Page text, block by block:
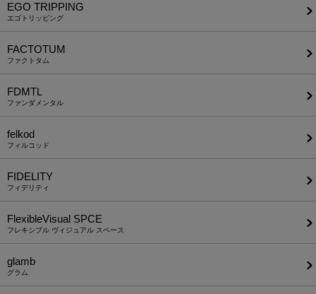
EGO TRIPPING
エゴトリッピング
FACTOTUM
ファクトタム
FDMTL
ファンダメンタル
felkod
フィルコッド
FIDELITY
フィデリティ
FlexibleVisual SPCE
フレキシブル ヴィジュアル スペース
glamb
グラム